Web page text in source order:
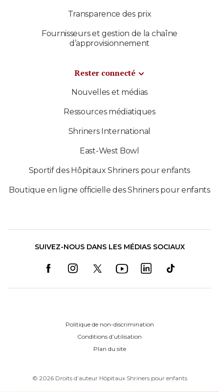
Transparence des prix
Fournisseurs et gestion de la chaîne
d’approvisionnement
Rester connecté
Nouvelles et médias
Ressources médiatiques
Shriners International
East-West Bowl
Sportif des Hôpitaux Shriners pour enfants
Boutique en ligne officielle des Shriners pour enfants
SUIVEZ-NOUS DANS LES MÉDIAS SOCIAUX
Politique de non-discrimination
Conditions d’utilisation
Plan du site
© 2026 Droits d’auteur Hôpitaux Shriners pour enfants